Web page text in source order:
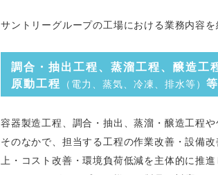
サントリーグループの工場における業務内容を
調合・抽出工程、蒸溜工程、醸造工
原動工程
（電力、蒸気、冷凍、排水等）
容器製造工程、調合・抽出、蒸溜・醸造工程
そのなかで、担当する工程の作業改善・設備
上・コスト改善・環境負荷低減を主体的に推進